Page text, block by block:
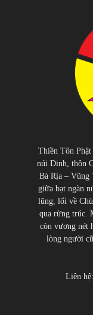
Thiền Tôn
núi Dinh, thôn
Bà Rịa – Vũng
giữa bạt ngàn
lũng, lối về
qua rừng trúc.
còn vương nét
lòng người
Liên hệ: